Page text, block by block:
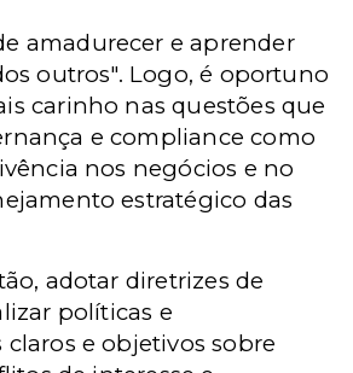
amadurecer e aprender
outros". Logo, é oportuno
carinho nas questões que
e compliance como
nos negócios e no
estratégico das
adotar diretrizes de
políticas e
e objetivos sobre